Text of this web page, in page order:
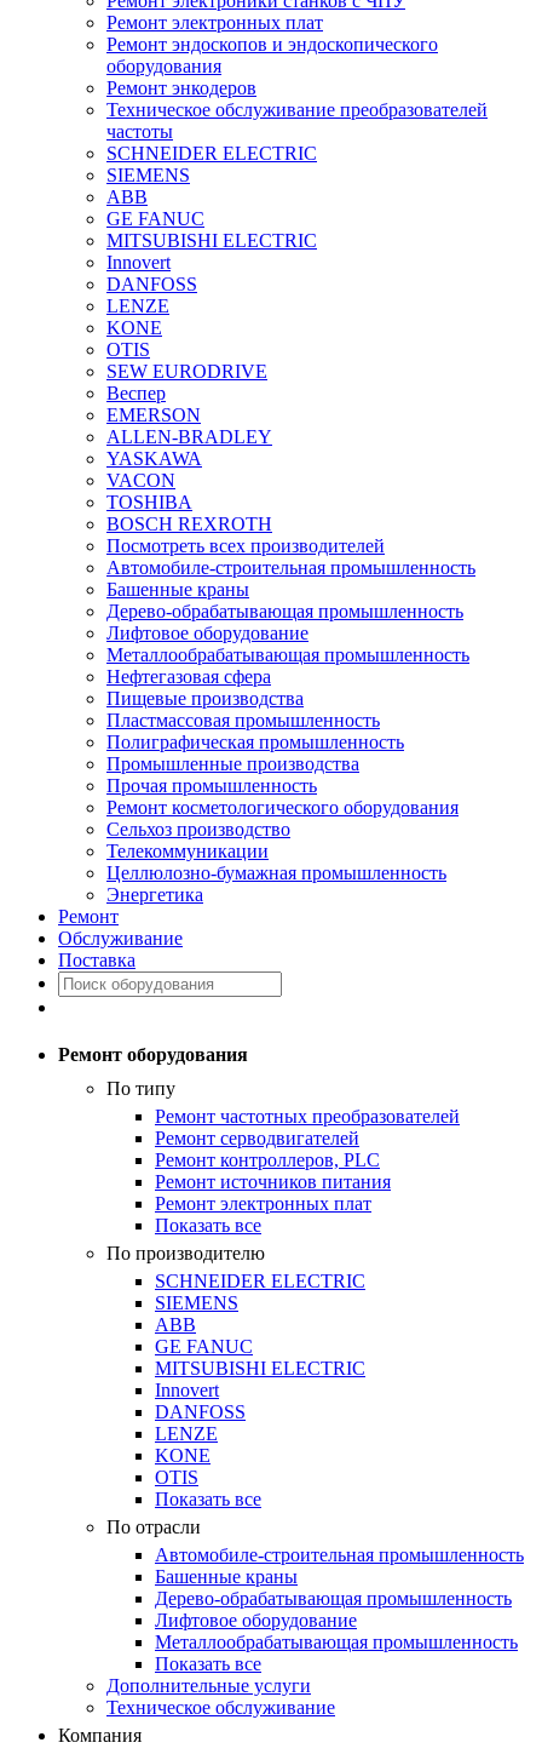
Ремонт электронных плат
Ремонт эндоскопов и эндоскопического
оборудования
Ремонт энкодеров
Техническое обслуживание преобразователей
частоты
SCHNEIDER ELECTRIC
SIEMENS
ABB
GE FANUC
MITSUBISHI ELECTRIC
Innovert
DANFOSS
LENZE
KONE
OTIS
SEW EURODRIVE
Веспер
EMERSON
ALLEN-BRADLEY
YASKAWA
VACON
TOSHIBA
BOSCH REXROTH
Посмотреть всех производителей
Автомобиле-строительная промышленность
Башенные краны
Дерево-обрабатывающая промышленность
Лифтовое оборудование
Металлообрабатывающая промышленность
Нефтегазовая сфера
Пищевые производства
Пластмассовая промышленность
Полиграфическая промышленность
Промышленные производства
Прочая промышленность
Ремонт косметологического оборудования
Сельхоз производство
Телекоммуникации
Целлюлозно-бумажная промышленность
Энергетика
Ремонт
Обслуживание
Поставка
Ремонт оборудования
По типу
Ремонт частотных преобразователей
Ремонт серводвигателей
Ремонт контроллеров, PLC
Ремонт источников питания
Ремонт электронных плат
Показать все
По производителю
SCHNEIDER ELECTRIC
SIEMENS
ABB
GE FANUC
MITSUBISHI ELECTRIC
Innovert
DANFOSS
LENZE
KONE
OTIS
Показать все
По отрасли
Автомобиле-строительная промышленность
Башенные краны
Дерево-обрабатывающая промышленность
Лифтовое оборудование
Металлообрабатывающая промышленность
Показать все
Дополнительные услуги
Техническое обслуживание
Компания